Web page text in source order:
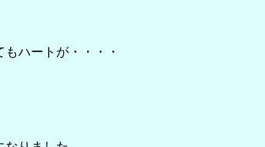
ハートが・・・・